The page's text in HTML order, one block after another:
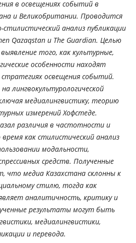
в освещениях событий в
и Великобритании. Проводится
стилистический анализ публикации
Qazaqstan и The Guardian. Целью
того, как культурные,
особенности находят
освещения событий.
лингвокультурологической
медиалингвистику, теорию
измерений Хофстеде.
различия в частотности и
как стилистический анализ
модальности,
средств. Полученные
что медиа Казахстана склонны к
стилю, тогда как
аналитичность, критику и
результаты могут быть
медиалингвистики,
и перевода.